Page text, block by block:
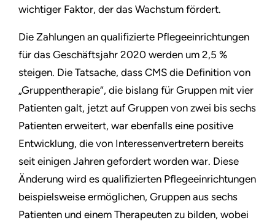
wichtiger Faktor, der das Wachstum fördert.
Die Zahlungen an qualifizierte Pflegeeinrichtungen
für das Geschäftsjahr 2020 werden um 2,5 %
steigen. Die Tatsache, dass CMS die Definition von
„Gruppentherapie“, die bislang für Gruppen mit vier
Patienten galt, jetzt auf Gruppen von zwei bis sechs
Patienten erweitert, war ebenfalls eine positive
Entwicklung, die von Interessenvertretern bereits
seit einigen Jahren gefordert worden war. Diese
Änderung wird es qualifizierten Pflegeeinrichtungen
beispielsweise ermöglichen, Gruppen aus sechs
Patienten und einem Therapeuten zu bilden, wobei